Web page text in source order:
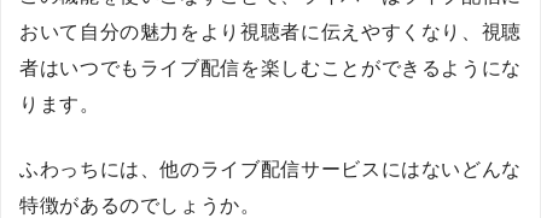
おいて自分の魅力をより視聴者に伝えやすくなり、視聴
者はいつでもライブ配信を楽しむことができるようにな
ります。
ふわっちには、他のライブ配信サービスにはないどんな
特徴があるのでしょうか。